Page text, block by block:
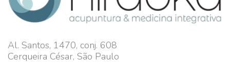
Al. Santos, 1470, conj. 608
Cerqueira César, São Paulo